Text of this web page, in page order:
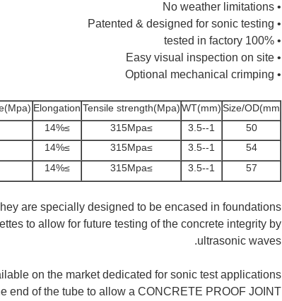
• No weather limitations
• Patented & designed for sonic testing
• 100% tested in factory
• Easy visual inspection on site
• Optional mechanical crimping
Size/OD(mm
WT(mm)
Tensile strength(Mpa)
Elongation
50
1--3.5
≥315Mpa
≥14%
54
1--3.5
≥315Mpa
≥14%
57
1--3.5
≥315Mpa
≥14%
are specially designed to be encased in foundations
to allow for future testing of the concrete integrity by
ultrasonic waves.
on the market dedicated for sonic test applications.
end of the tube to allow a CONCRETE PROOF JOINT.